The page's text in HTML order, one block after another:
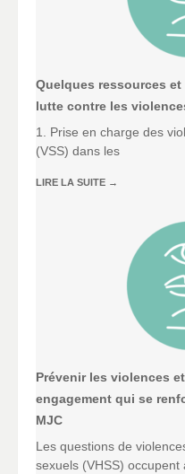
Quelques ressources
lutte contre les
1. Prise en charge des
(VSS) dans les
LIRE LA SUITE →
Prévenir les violences
engagement qui se
MJC
Les questions de
sexuels (VHSS) occupent